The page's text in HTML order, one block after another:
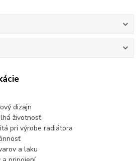
dizajn
životnosť
pri výrobe radiátora
a laku